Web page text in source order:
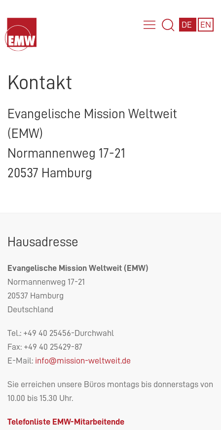
DE EN
Kontakt
Evangelische Mission Weltweit
( EMW)
Normannenweg 17-21
20537 Hamburg
Hausadresse
Evangelische Mission Weltweit (EMW)
Normannenweg 17-21
20537 Hamburg
Deutschland
Tel.: +49 40 25456-Durchwahl
Fax: +49 40 25429-87
E-Mail: info@mission-weltweit.de
Sie erreichen unsere Büros montags bis donnerstags von
10.00 bis 15.30 Uhr.
Telefonliste EMW-Mitarbeitende